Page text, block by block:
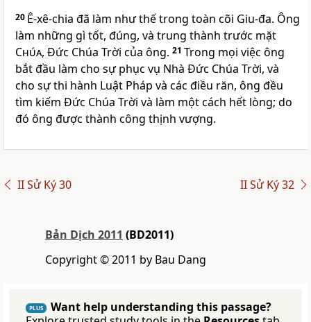
20 Ê-xê-chia đã làm như thế trong toàn cõi Giu-đa. Ông
làm những gì tốt, đúng, và trung thành trước mặt
Chúa, Ðức Chúa Trời của ông. 21 Trong mọi việc ông
bắt đầu làm cho sự phục vụ Nhà Ðức Chúa Trời, và
cho sự thi hành Luật Pháp và các điều răn, ông đều
tìm kiếm Ðức Chúa Trời và làm một cách hết lòng; do
đó ông được thành công thịnh vượng.
II Sử Ký 30 II Sử Ký 32
Bản Dịch 2011 (BD2011)
Copyright © 2011 by Bau Dang
PLUS
Want help understanding this passage?